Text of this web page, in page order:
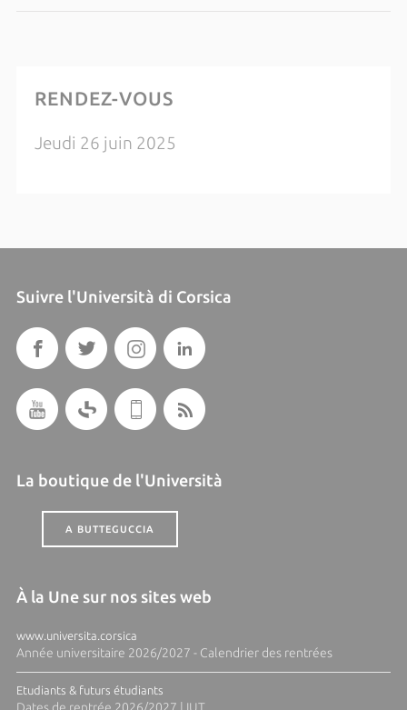
RENDEZ-VOUS
Jeudi 26 juin 2025
Suivre l'Università di Corsica
La boutique de l'Università
A BUTTEGUCCIA
À la Une sur nos sites web
www.universita.corsica
Année universitaire 2026/2027 - Calendrier des rentrées
Etudiants & futurs étudiants